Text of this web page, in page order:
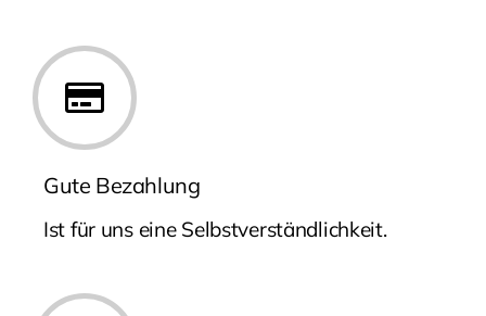
Gute Bezahlung
Ist für uns eine Selbstverständlichkeit.